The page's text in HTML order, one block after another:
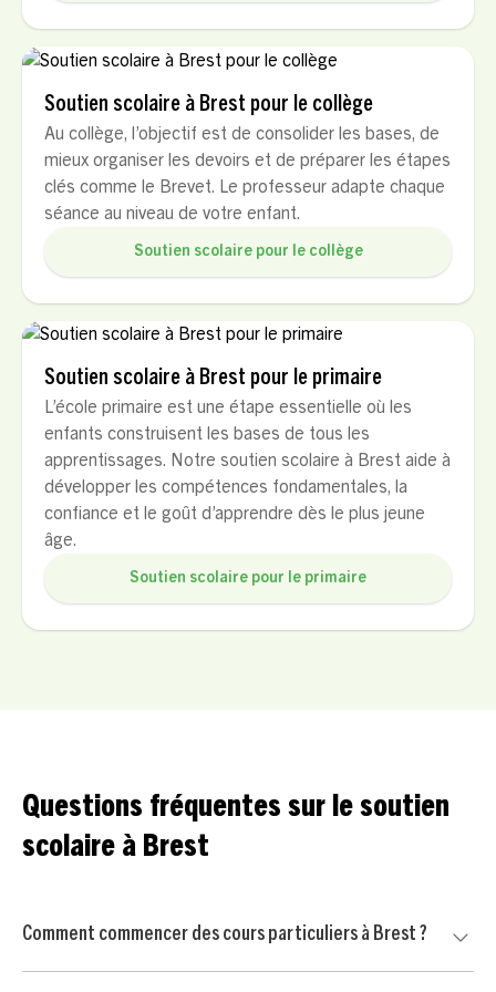
Soutien scolaire à Brest pour le collège
Au collège, l’objectif est de consolider les bases, de
mieux organiser les devoirs et de préparer les étapes
clés comme le Brevet. Le professeur adapte chaque
séance au niveau de votre enfant.
Soutien scolaire pour le collège
Soutien scolaire à Brest pour le primaire
L’école primaire est une étape essentielle où les
enfants construisent les bases de tous les
apprentissages. Notre soutien scolaire à Brest aide à
développer les compétences fondamentales, la
confiance et le goût d’apprendre dès le plus jeune
âge.
Soutien scolaire pour le primaire
Questions fréquentes sur le soutien
scolaire à Brest
Comment commencer des cours particuliers à Brest ?